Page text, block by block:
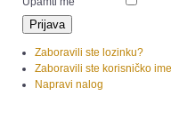
Zaboravili ste lozinku?
Zaboravili ste korisničko
Napravi nalog